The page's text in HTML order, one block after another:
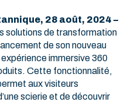
28 août, 2024 –
solutions de transformation
de son nouveau
immersive 360
Cette fonctionnalité,
aux visiteurs
scierie et de découvrir